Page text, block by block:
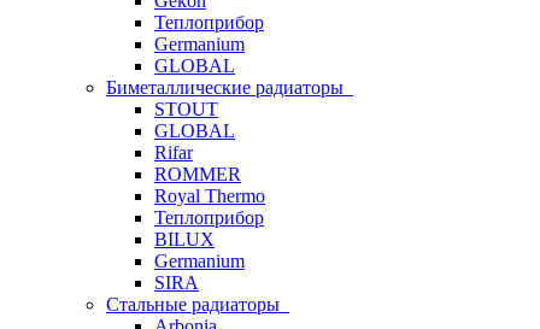
Теплоприбор
Germanium
GLOBAL
Биметаллические радиаторы
STOUT
GLOBAL
Rifar
ROMMER
Royal Thermo
Теплоприбор
BILUX
Germanium
SIRA
Стальные радиаторы